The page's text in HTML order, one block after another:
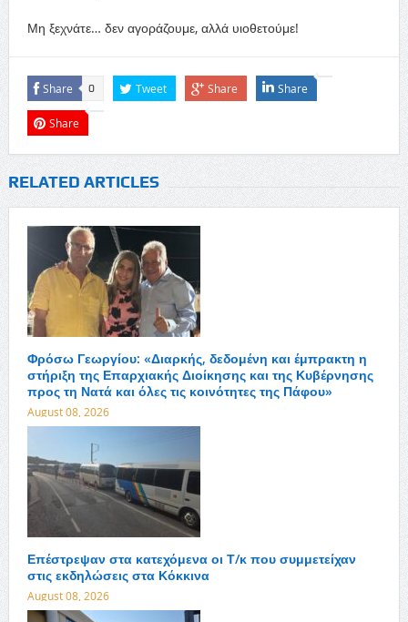
Μη ξεχνάτε… δεν αγοράζουμε, αλλά υιοθετούμε!
Share 0 Tweet Share Share
Share
RELATED ARTICLES
Φρόσω Γεωργίου: «Διαρκής, δεδομένη και έμπρακτη η
στήριξη της Επαρχιακής Διοίκησης και της Κυβέρνησης
προς τη Νατά και όλες τις κοινότητες της Πάφου»
August 08, 2026
Επέστρεψαν στα κατεχόμενα οι Τ/κ που συμμετείχαν
στις εκδηλώσεις στα Κόκκινα
August 08, 2026